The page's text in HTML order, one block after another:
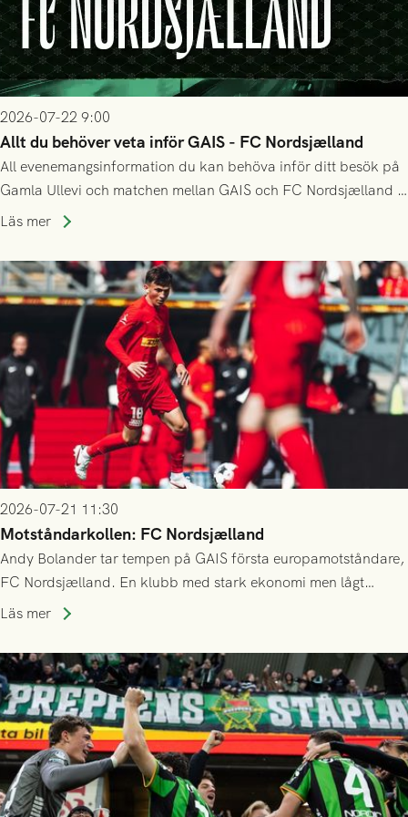
2026-07-22 9:00
Allt du behöver veta inför GAIS - FC Nordsjælland
All evenemangsinformation du kan behöva inför ditt besök på
Gamla Ullevi och matchen mellan GAIS och FC Nordsjælland i
kvalet till Conference League! Avspark kl 19.00 på torsdag
Läs mer
2026-07-21 11:30
Motståndarkollen: FC Nordsjælland
Andy Bolander tar tempen på GAIS första europamotståndare,
FC Nordsjælland. En klubb med stark ekonomi men lågt
publiksnitt, ett lag med både kollektiv styrka och individuell
Läs mer